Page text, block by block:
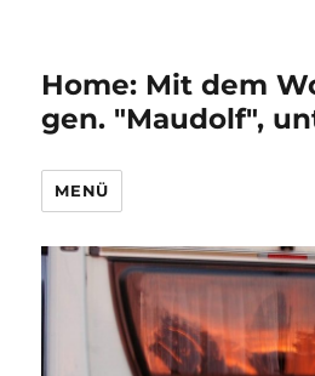
Home: Mit dem
gen. "Maudolf",
MENÜ